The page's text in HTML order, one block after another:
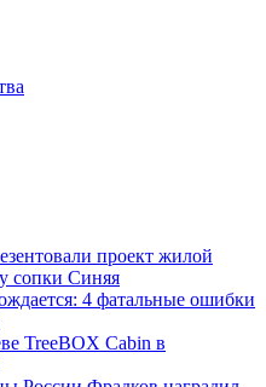
проект жилой
сопки Синяя
4 фатальные ошибки
TreeBOX Cabin в